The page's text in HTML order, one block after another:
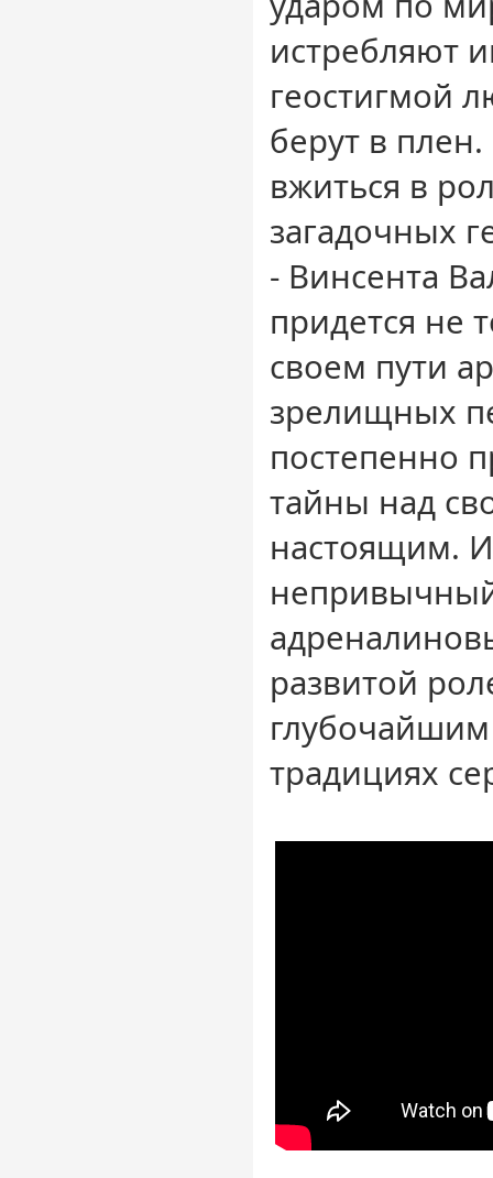
истребляют
геостигмой
берут в
вжиться в
загадочных
- Винсента
придется не
своем пути
зрелищных
постепенно
тайны над
настоящим.
развитой
традициях